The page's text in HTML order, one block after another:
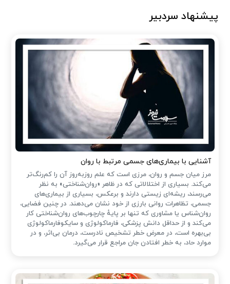
پیشنهاد سردبیر
آشنایی با بیماری‌های جسمی مرتبط با روان
مرز میان جسم و روان، مرزی است که علم روزبه‌روز آن را کم‌رنگ‌تر
می‌کند. بسیاری از اختلالاتی که در ظاهر «روان‌شناختی» به نظر
می‌رسند، ریشه‌ای زیستی دارند و برعکس، بسیاری از بیماری‌های
جسمی، تظاهرات روانی بارزی از خود نشان می‌دهند. در چنین فضایی،
روان‌شناس یا مشاوری که تنها بر پایهٔ چارچوب‌های روان‌شناختی کار
می‌کند و از حداقل دانش پزشکی، فارماکولوژی و سایکوفارماکولوژی
بی‌بهره است، در معرض خطر تشخیص نادرست، درمان بی‌اثر، و در
موارد حاد، به خطر افتادن جان مراجع قرار می‌گیرد.